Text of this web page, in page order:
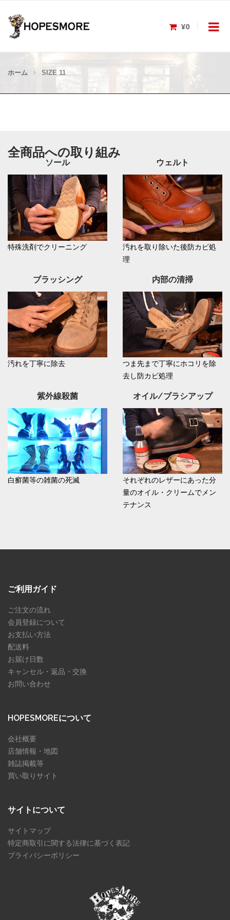
¥0
ホーム SIZE 11
全商品への取り組み
ソール
特殊洗剤でクリーニング
ウェルト
汚れを取り除いた後防カビ処
理
ブラッシング
汚れを丁寧に除去
内部の清掃
つま先まで丁寧にホコリを除
去し防カビ処理
紫外線殺菌
白癬菌等の雑菌の死滅
オイル/ブラシアップ
それぞれのレザーにあった分
量のオイル・クリームでメン
テナンス
ご利用ガイド
ご注文の流れ
会員登録について
お支払い方法
配送料
お届け日数
キャンセル・返品・交換
お問い合わせ
HOPESMOREについて
会社概要
店舗情報・地図
雑誌掲載等
買い取りサイト
サイトについて
サイトマップ
特定商取引に関する法律に基づく表記
プライバシーポリシー